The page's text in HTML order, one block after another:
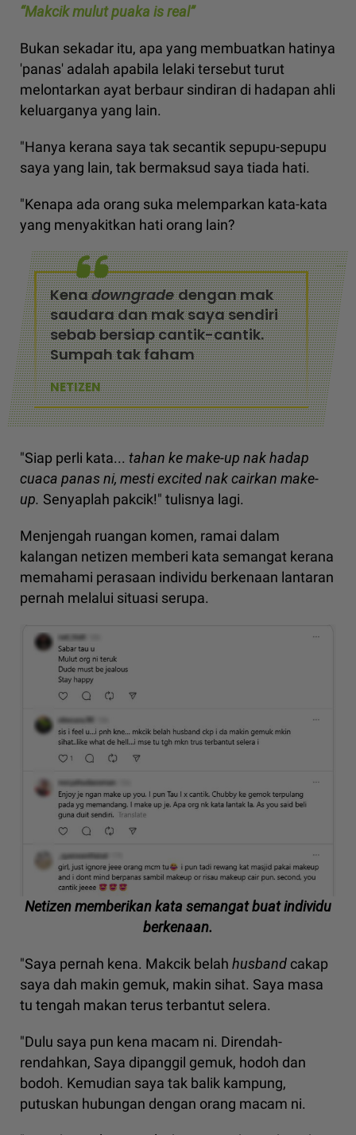
“Makcik mulut puaka is real”
Bukan sekadar itu, apa yang membuatkan hatinya
'panas' adalah apabila lelaki tersebut turut
melontarkan ayat berbaur sindiran di hadapan ahli
keluarganya yang lain.
"Hanya kerana saya tak secantik sepupu-sepupu
saya yang lain, tak bermaksud saya tiada hati.
"Kenapa ada orang suka melemparkan kata-kata
yang menyakitkan hati orang lain?
Kenadowngradedengan mak
saudara dan mak saya sendiri
sebab bersiap cantik-cantik.
Sumpah tak faham
NETIZEN
"Siap perli kata... tahan ke make-up nak hadap
cuaca panas ni, mesti excited nak cairkan make-
up. Senyaplah pakcik!" tulisnya lagi.
Menjengah ruangan komen, ramai dalam
kalangan netizen memberi kata semangat kerana
memahami perasaan individu berkenaan lantaran
pernah melalui situasi serupa.
Netizen memberikan kata semangat buat individu
berkenaan.
"Saya pernah kena. Makcik belah husband cakap
saya dah makin gemuk, makin sihat. Saya masa
tu tengah makan terus terbantut selera.
"Dulu saya pun kena macam ni. Direndah-
rendahkan, Saya dipanggil gemuk, hodoh dan
bodoh. Kemudian saya tak balik kampung,
putuskan hubungan dengan orang macam ni.